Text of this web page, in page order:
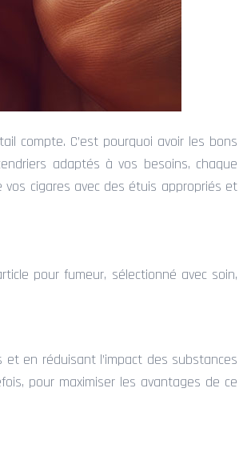
compte. C’est pourquoi avoir les bons
adaptés à vos besoins, chaque
vos cigares avec des étuis appropriés et
pour fumeur, sélectionné avec soin,
en réduisant l’impact des substances
pour maximiser les avantages de ce